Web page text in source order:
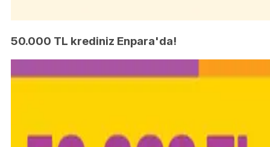
50.000 TL krediniz Enpara'da!